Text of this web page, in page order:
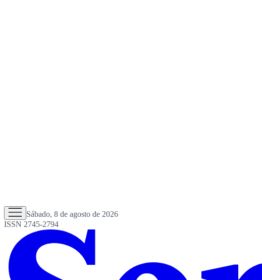
Sábado, 8 de agosto de 2026
ISSN 2745-2794